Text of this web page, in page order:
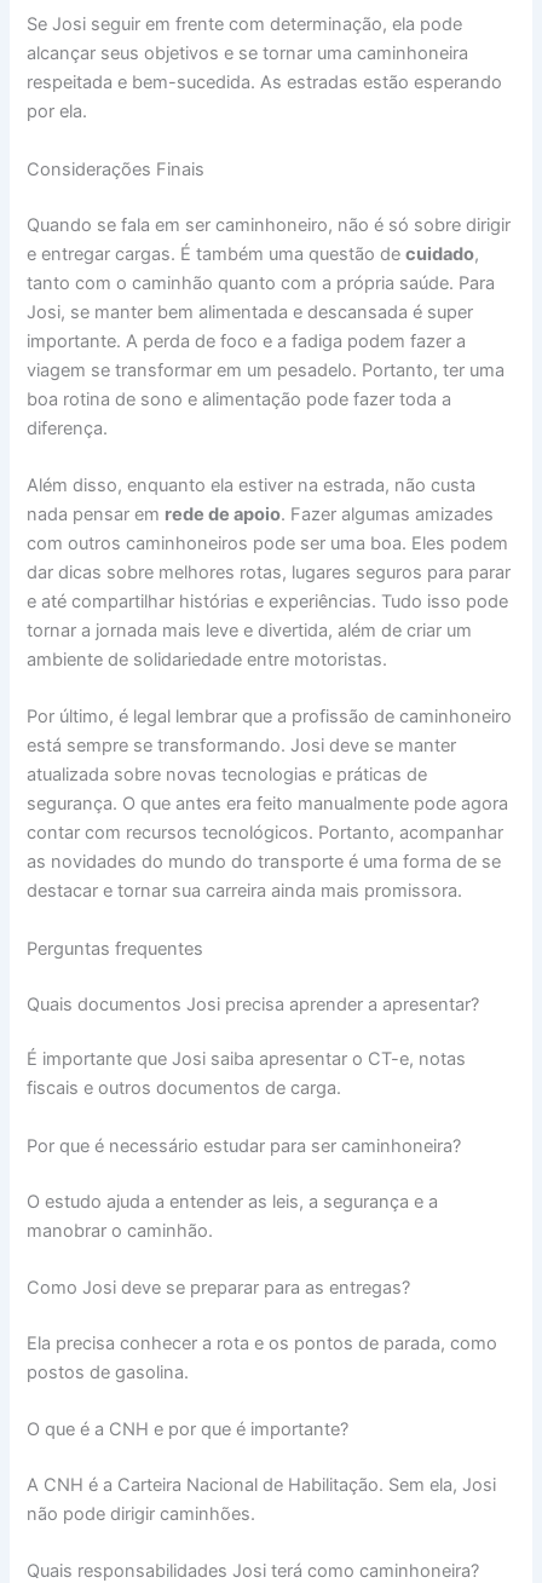
Se Josi seguir em frente com determinação, ela pode
alcançar seus objetivos e se tornar uma caminhoneira
respeitada e bem-sucedida. As estradas estão esperando
por ela.
Considerações Finais
Quando se fala em ser caminhoneiro, não é só sobre dirigir
e entregar cargas. É também uma questão decuidado,
tanto com o caminhão quanto com a própria saúde. Para
Josi, se manter bem alimentada e descansada é super
importante. A perda de foco e a fadiga podem fazer a
viagem se transformar em um pesadelo. Portanto, ter uma
boa rotina de sono e alimentação pode fazer toda a
diferença.
Além disso, enquanto ela estiver na estrada, não custa
nada pensar em rede de apoio. Fazer algumas amizades
com outros caminhoneiros pode ser uma boa. Eles podem
dar dicas sobre melhores rotas, lugares seguros para parar
e até compartilhar histórias e experiências. Tudo isso pode
tornar a jornada mais leve e divertida, além de criar um
ambiente de solidariedade entre motoristas.
Por último, é legal lembrar que a profissão de caminhoneiro
está sempre se transformando. Josi deve se manter
atualizada sobre novas tecnologias e práticas de
segurança. O que antes era feito manualmente pode agora
contar com recursos tecnológicos. Portanto, acompanhar
as novidades do mundo do transporte é uma forma de se
destacar e tornar sua carreira ainda mais promissora.
Perguntas frequentes
Quais documentos Josi precisa aprender a apresentar?
É importante que Josi saiba apresentar o CT-e, notas
fiscais e outros documentos de carga.
Por que é necessário estudar para ser caminhoneira?
O estudo ajuda a entender as leis, a segurança e a
manobrar o caminhão.
Como Josi deve se preparar para as entregas?
Ela precisa conhecer a rota e os pontos de parada, como
postos de gasolina.
O que é a CNH e por que é importante?
A CNH é a Carteira Nacional de Habilitação. Sem ela, Josi
não pode dirigir caminhões.
Quais responsabilidades Josi terá como caminhoneira?